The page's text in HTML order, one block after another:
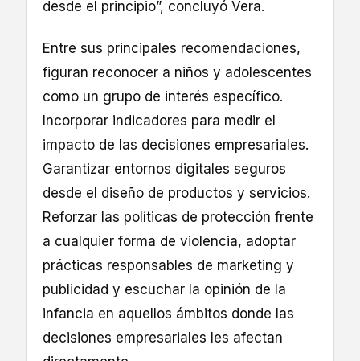
desde el principio”, concluyó Vera.
Entre sus principales recomendaciones,
figuran reconocer a niños y adolescentes
como un grupo de interés específico.
Incorporar indicadores para medir el
impacto de las decisiones empresariales.
Garantizar entornos digitales seguros
desde el diseño de productos y servicios.
Reforzar las políticas de protección frente
a cualquier forma de violencia, adoptar
prácticas responsables de marketing y
publicidad y escuchar la opinión de la
infancia en aquellos ámbitos donde las
decisiones empresariales les afectan